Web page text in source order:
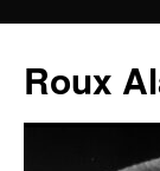
contenu
Roux